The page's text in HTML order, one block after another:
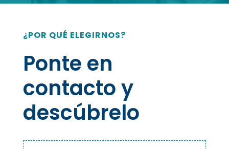
¿POR QUÉ ELEGIRNOS?
Ponte en
contacto y
descúbrelo